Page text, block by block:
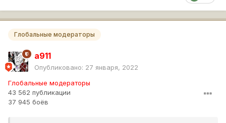
Глобальные модераторы
a911
Опубликовано: 27 января, 2022
Глобальные модераторы
43 562 публикации
37 945 боёв